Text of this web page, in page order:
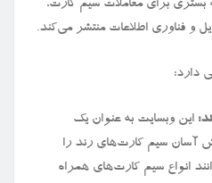
بستری برای معاملات سیم کارت،
و فناوری اطلاعات منتشر می‌کند.
این وبسایت به عنوان یک
آسان سیم کارت‌های رند را
انواع سیم کارت‌های همراه